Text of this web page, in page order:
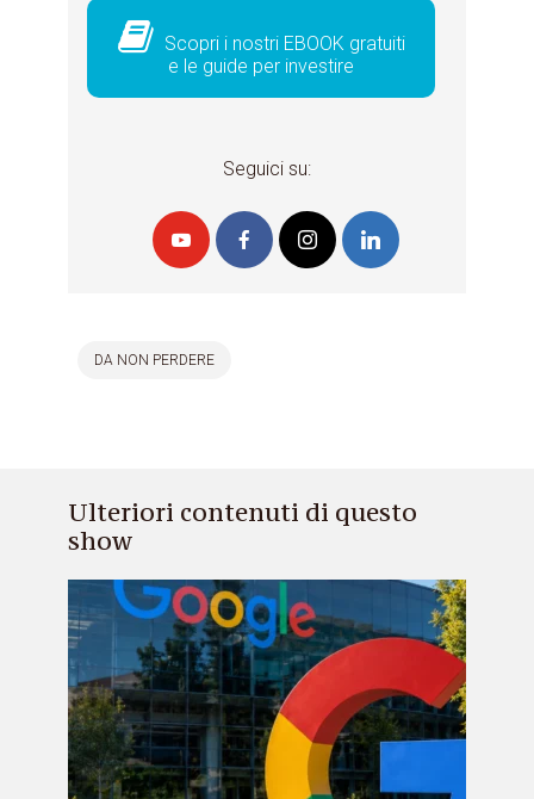
Scopri i nostri EBOOK gratuiti
e le guide per investire
Seguici su:
DA NON PERDERE
Ulteriori contenuti di questo
show